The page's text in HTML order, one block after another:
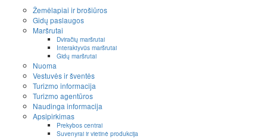
Žemėlapiai ir brošiūros
Gidų paslaugos
Maršrutai
Dviračių maršrutai
Interaktyvūs maršrutai
Gidų maršrutai
Nuoma
Vestuvės ir šventės
Turizmo informacija
Turizmo agentūros
Naudinga informacija
Apsipirkimas
Prekybos centrai
Suvenyrai ir vietinė produkcija